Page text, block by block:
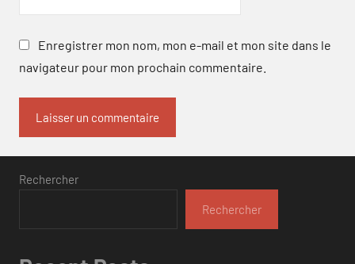
Enregistrer mon nom, mon e-mail et mon site dans le
navigateur pour mon prochain commentaire.
Rechercher
Rechercher